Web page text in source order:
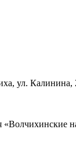
ул. Калинина,